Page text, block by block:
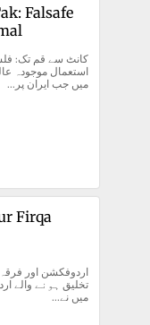
Falsafe
میں جب ایران پر...
Firqa
میں نے...